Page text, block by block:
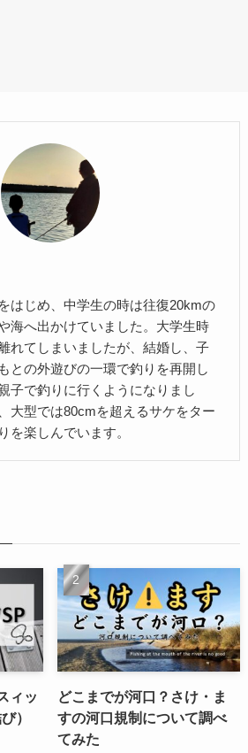
はじめ、中学生の時は往復20kmの
海へ出かけていました。大学生時
れてしまいましたが、結婚し、子
との外遊びの一環で釣りを再開し
子で釣りに行くようになりまし
大型では80cmを超えるサケをター
を楽しんでいます。
ィッ
）
どこまでが河口？さけ・ま
すの河口規制について調べ
てみた